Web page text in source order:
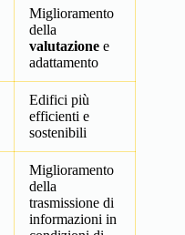
Miglioramento
della
valutazione e
adattamento
Edifici più
efficienti e
sostenibili
Miglioramento
della
trasmissione di
informazioni in